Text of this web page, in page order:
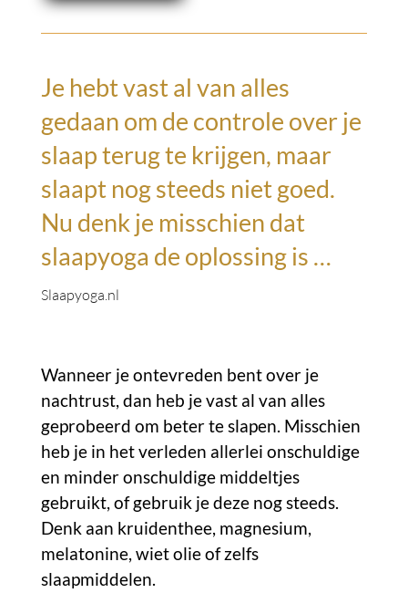
Je hebt vast al van alles
gedaan om de controle over je
slaap terug te krijgen, maar
slaapt nog steeds niet goed.
Nu denk je misschien dat
slaapyoga de oplossing is …
Slaapyoga.nl
Wanneer je ontevreden bent over je
nachtrust, dan heb je vast al van alles
geprobeerd om beter te slapen. Misschien
heb je in het verleden allerlei onschuldige
en minder onschuldige middeltjes
gebruikt, of gebruik je deze nog steeds.
Denk aan kruidenthee, magnesium,
melatonine, wiet olie of zelfs
slaapmiddelen.